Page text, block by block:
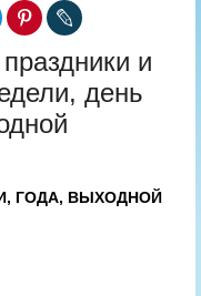
и
день
ГОДА, ВЫХОДНОЙ